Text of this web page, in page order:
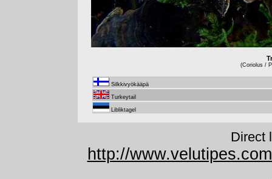
(Coriolus /
Silkkivyökääpä
Turkeytail
Libliktagel
Direct
http://